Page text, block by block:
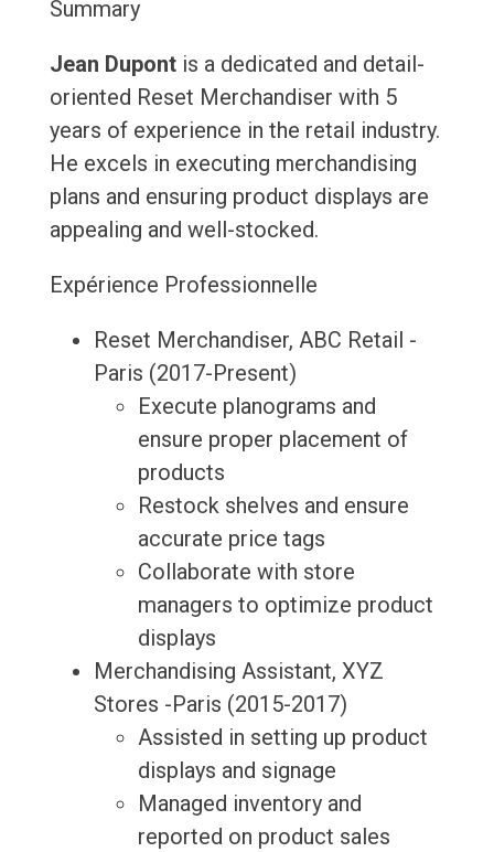
Summary
Jean Dupontis a dedicated and detail-
oriented Reset Merchandiser with 5
years of experience in the retail industry.
He excels in executing merchandising
plans and ensuring product displays are
appealing and well-stocked.
Expérience Professionnelle
Reset Merchandiser, ABC Retail -
Paris (2017-Present)
Execute planograms and
ensure proper placement of
products
Restock shelves and ensure
accurate price tags
Collaborate with store
managers to optimize product
displays
Merchandising Assistant, XYZ
Stores -Paris (2015-2017)
Assisted in setting up product
displays and signage
Managed inventory and
reported on product sales